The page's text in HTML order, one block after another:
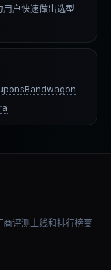
户快速做出选型
Bandwagon
评测上线和排行榜变